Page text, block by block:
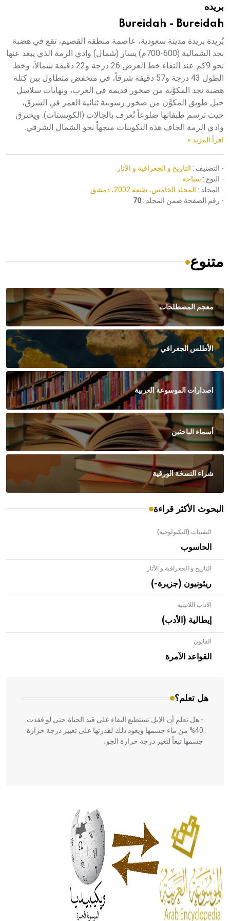
بريده
Bureidah - Bureidah
بُريدة بريدة مدينة سعودية، عاصمة منطقة القصيم، تقع في هضبة
نجد الشمالية (600-700م) يسار (شمال) وادي الرمة الذي يبعد عنها
نحو 9كم عند التقاء خط العرض 26 درجة و22 دقيقة شمالاً، وخط
الطول 43 درجة و57 دقيقة شرقاً، في منخفض متطاول بين كتلة
هضبة نجد المكوَّنة من صخور قديمة في الغرب، ونهايات سلاسل
جبل طويق المكوَّن من صخور رسوبية ثنائية العمر في الشرق،
حيث ترسم طبقاتها ضلوعاً تُعرف بالجالات (الكويستات). ويخترق
وادي الرمة الجاف هذه التكوينات متجهاً نحو الشمال الشرقي.
اقرأ المزيد »
- التصنيف : التاريخ و الجغرافية و الآثار
- النوع : سياحة
- المجلد : المجلد الخامس، طبعة 2002، دمشق
- رقم الصفحة ضمن المجلد : 70
متنوع
معجم المصطلحات
الأطلس الجغرافي
اصدارات الموسوعة العربية
أسماء الباحثين
شراء النسخة الورقية
البحوث الأكثر قراءة
التقنيات (التكنولوجية)
الحاسوب
التاريخ و الجغرافية و الآثار
ريئونيون (جزيرة-)
الآداب اللاتينية
إيطالية (الأدب)
القانون
القواعد الآمرة
هل تعلم؟
- هل تعلم أن الأبلق نوع من الفنون الهندسية التي ارتبطت
بالعمارة الإسلامية في بلاد الشام ومصر خاصة، حيث يحرص
المعمار على بناء مداميكه وخاصة في الواجهات
- هل تعلم أن الإبل تستطيع البقاء على قيد الحياة حتى لو فقدت
40% من ماء جسمها ويعود ذلك لقدرتها على تغيير درجة حرارة
جسمها تبعاً لتغير درجة حرارة الجو،
الحكم، الأدلة، تنظيم التغذية، ورسالته في جروح الرأس. ويعود
له الفضل بأنه حرر الطب من الدين والفلسفة.
- هل تعلم أن المرجان إفراز حيواني يتكون في البحر ويتركب
من مادة كربونات الكلسيوم، وهو أحمر أو شديد الحمرة وهو
أجود أنواعه، ويمتاز بكبر الحجم ويسمى الش